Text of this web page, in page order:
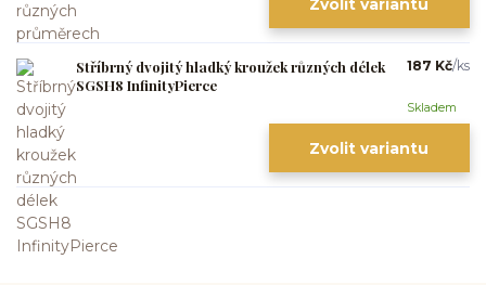
Stříbrný dvojitý hladký kroužek různých délek
SGSH8 InfinityPierce
187 Kč/ks
Skladem
Zvolit variantu